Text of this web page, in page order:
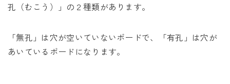
孔（むこう）」の２種類があります。
「無孔」は穴が空いていないボードで、「有孔」は穴が
あいているボードになります。